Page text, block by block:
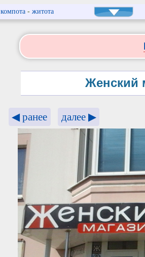
компота- житота
Женский
◀ ранее далее ▶